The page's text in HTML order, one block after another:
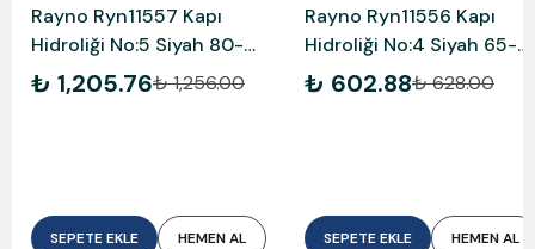
Rayno Ryn11557 Kapı
Hidroliği No:5 Siyah 80-
120 Kg
₺ 1,205.76₺ 1,256.00
SEPETE EKLE HEMEN AL
Rayno Ryn11556 Kapı
Hidroliği No:4 Siyah 65-
85 Kg
₺ 602.88₺ 628.00
SEPETE EKLE HEMEN AL